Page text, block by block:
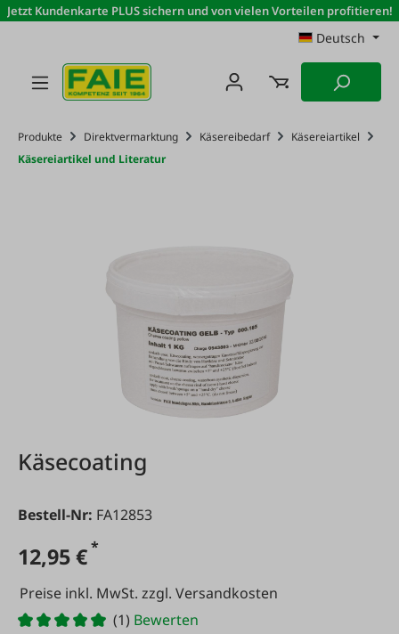
Zum Hauptinhalt springen
Jetzt Kundenkarte PLUS sichern und von vielen Vorteilen profitieren!
Deutsch
Produkte Direktvermarktung Käsereibedarf
Käsereiartikel
Käsereiartikel und Literatur
Käsecoating
Bestell-Nr: FA12853
12,95 €*
Preise inkl. MwSt. zzgl. Versandkosten
(1) Bewerten